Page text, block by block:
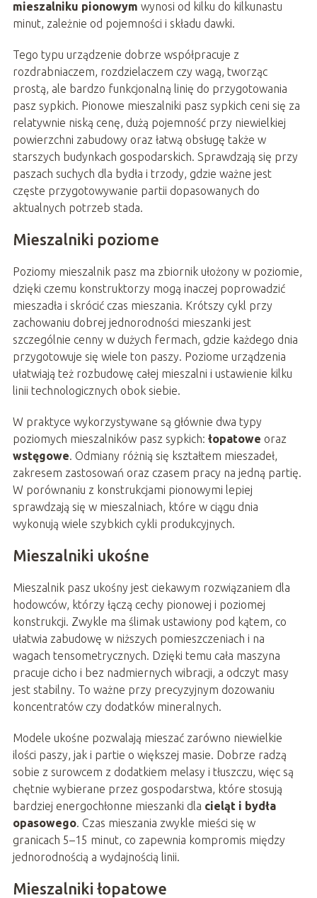
mieszalniku pionowym wynosi od kilku do kilkunastu
minut, zależnie od pojemności i składu dawki.
Tego typu urządzenie dobrze współpracuje z
rozdrabniaczem, rozdzielaczem czy wagą, tworząc
prostą, ale bardzo funkcjonalną linię do przygotowania
pasz sypkich. Pionowe mieszalniki pasz sypkich ceni się za
relatywnie niską cenę, dużą pojemność przy niewielkiej
powierzchni zabudowy oraz łatwą obsługę także w
starszych budynkach gospodarskich. Sprawdzają się przy
paszach suchych dla bydła i trzody, gdzie ważne jest
częste przygotowywanie partii dopasowanych do
aktualnych potrzeb stada.
Mieszalniki poziome
Poziomy mieszalnik pasz ma zbiornik ułożony w poziomie,
dzięki czemu konstruktorzy mogą inaczej poprowadzić
mieszadła i skrócić czas mieszania. Krótszy cykl przy
zachowaniu dobrej jednorodności mieszanki jest
szczególnie cenny w dużych fermach, gdzie każdego dnia
przygotowuje się wiele ton paszy. Poziome urządzenia
ułatwiają też rozbudowę całej mieszalni i ustawienie kilku
linii technologicznych obok siebie.
W praktyce wykorzystywane są głównie dwa typy
poziomych mieszalników pasz sypkich: łopatowe oraz
wstęgowe. Odmiany różnią się kształtem mieszadeł,
zakresem zastosowań oraz czasem pracy na jedną partię.
W porównaniu z konstrukcjami pionowymi lepiej
sprawdzają się w mieszalniach, które w ciągu dnia
wykonują wiele szybkich cykli produkcyjnych.
Mieszalniki ukośne
Mieszalnik pasz ukośny jest ciekawym rozwiązaniem dla
hodowców, którzy łączą cechy pionowej i poziomej
konstrukcji. Zwykle ma ślimak ustawiony pod kątem, co
ułatwia zabudowę w niższych pomieszczeniach i na
wagach tensometrycznych. Dzięki temu cała maszyna
pracuje cicho i bez nadmiernych wibracji, a odczyt masy
jest stabilny. To ważne przy precyzyjnym dozowaniu
koncentratów czy dodatków mineralnych.
Modele ukośne pozwalają mieszać zarówno niewielkie
ilości paszy, jak i partie o większej masie. Dobrze radzą
sobie z surowcem z dodatkiem melasy i tłuszczu, więc są
chętnie wybierane przez gospodarstwa, które stosują
bardziej energochłonne mieszanki dla cieląt i bydła
opasowego. Czas mieszania zwykle mieści się w
granicach 5–15 minut, co zapewnia kompromis między
jednorodnością a wydajnością linii.
Mieszalniki łopatowe